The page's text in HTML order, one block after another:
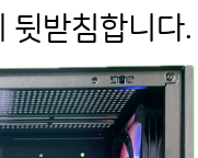
뒷받침합니다.